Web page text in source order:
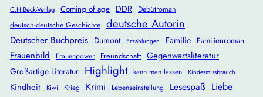
C.H.Beck-Verlag Coming of age DDR
Debütroman
deutsch-deutsche Geschichte deutsche Autorin
Deutscher Buchpreis Dumont Erzählungen Familie Familienroman
Frauenbild Frauenpower Freundschaft Gegenwartsliteratur
Großartige Literatur Highlight kann man lassen Kindesmissbrauch
Kindheit Kiwi Krieg Krimi Lebenseinstellung Lesespaß Liebe